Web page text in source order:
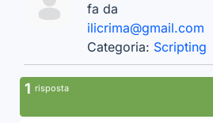
fa da
ilicrima@gmail.com
Categoria: Scripting
1 risposta